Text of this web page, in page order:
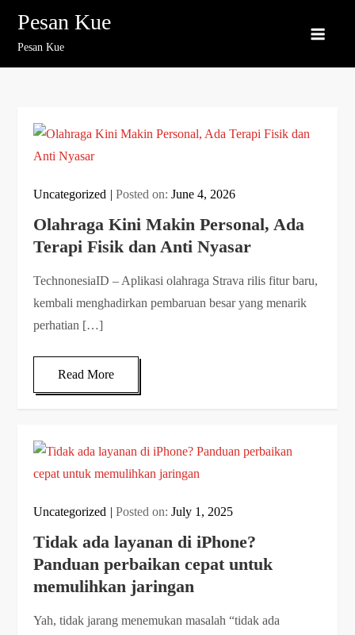
content
Pesan Kue
Pesan Kue
Uncategorized Posted on:June 4, 2026
Olahraga Kini Makin Personal, Ada
Terapi Fisik dan Anti Nyasar
TechnonesiaID – Aplikasi olahraga Strava rilis fitur baru,
kembali menghadirkan pembaruan besar yang menarik
perhatian […]
Read More
Uncategorized Posted on:July 1, 2025
Tidak ada layanan di iPhone?
Panduan perbaikan cepat untuk
memulihkan jaringan
Yah, tidak jarang menemukan masalah “tidak ada